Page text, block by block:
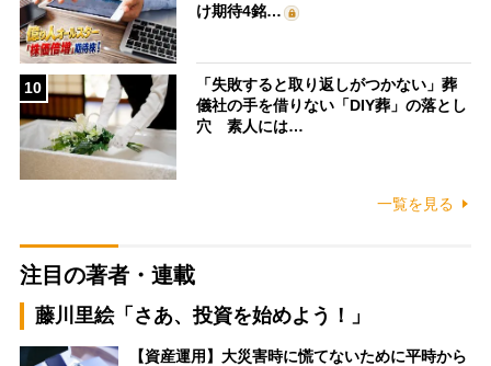
け期待4銘…
10
「失敗すると取り返しがつかない」葬
儀社の手を借りない「DIY葬」の落とし
穴 素人には…
一覧を見る
注目の著者・連載
藤川里絵「さあ、投資を始めよう！」
【資産運用】大災害時に慌てないために平時から